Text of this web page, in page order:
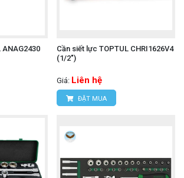
ANAG2430
Cần siết lực TOPTUL CHRI1626V4
(1/2")
Giá: Liên hệ
ĐẶT MUA